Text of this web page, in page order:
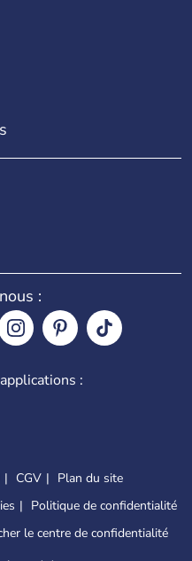
:
:
CGV
Plan du site
Politique de confidentialité
le centre de confidentialité